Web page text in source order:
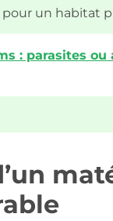
un habitat
: parasites